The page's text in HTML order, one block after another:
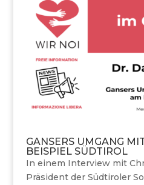
GANSERS UMGANG
BEISPIEL SÜDTIROL
In einem Interview mit
Präsident der Südtiroler